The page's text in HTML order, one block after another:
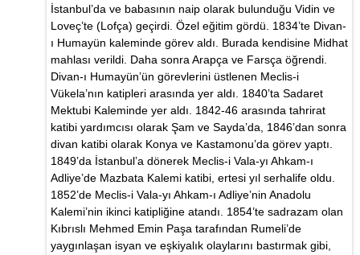
İstanbul’da ve babasının naip olarak bulunduğu Vidin ve
Loveç’te (Lofça) geçirdi. Özel eğitim gördü. 1834’te Divan-
ı Humayün kaleminde görev aldı. Burada kendisine Midhat
mahlası verildi. Daha sonra Arapça ve Farsça öğrendi.
Divan-ı Humayün’ün görevlerini üstlenen Meclis-i
Vükela’nın katipleri arasında yer aldı. 1840’ta Sadaret
Mektubi Kaleminde yer aldı. 1842-46 arasında tahrirat
katibi yardımcısı olarak Şam ve Sayda’da, 1846’dan sonra
divan katibi olarak Konya ve Kastamonu’da görev yaptı.
1849’da İstanbul’a dönerek Meclis-i Vala-yı Ahkam-ı
Adliye’de Mazbata Kalemi katibi, ertesi yıl serhalife oldu.
1852’de Meclis-i Vala-yı Ahkam-ı Adliye’nin Anadolu
Kalemi’nin ikinci katipliğine atandı. 1854’te sadrazam olan
Kıbrıslı Mehmed Emin Paşa tarafından Rumeli’de
yaygınlaşan isyan ve eşkiyalık olaylarını bastırmak gibi,